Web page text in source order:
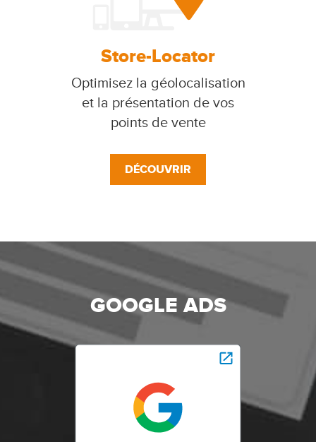
Store-Locator
Optimisez la géolocalisation
et la présentation de vos
points de vente
DÉCOUVRIR
GOOGLE ADS